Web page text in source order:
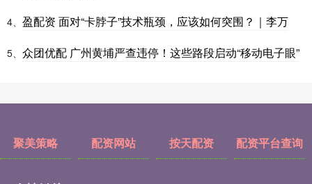
4、 盈配资 面对“卡脖子”技术瓶颈，应该如何突围？｜李万
5、 众团优配 广州黄埔严查违停！这些路段启动“移动电子眼”
聚美策略 配资网站 按天配资 配资平台查询